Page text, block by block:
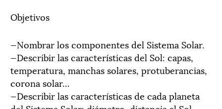
Objetivos
—Nombrar los componentes del Sistema Solar.
—Describir las características del Sol: capas,
temperatura, manchas solares, protuberancias,
corona solar…
—Describir las características de cada planeta